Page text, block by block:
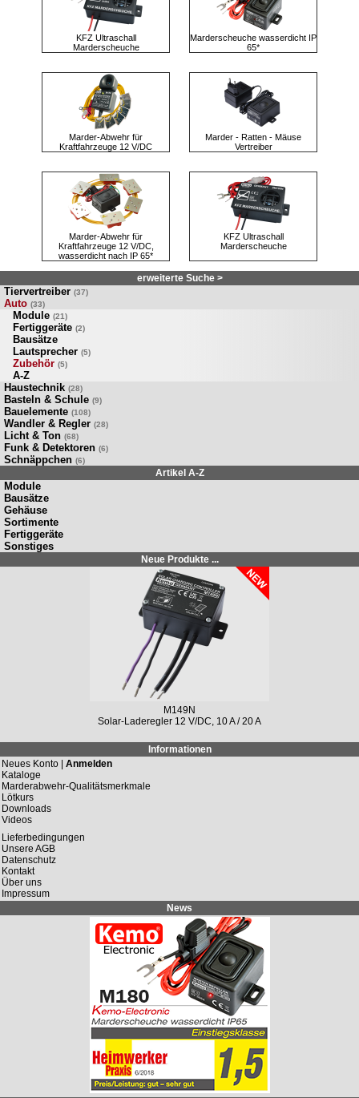
KFZ Ultraschall
Marderscheuche
Marderscheuche wasserdicht IP
65*
Marder-Abwehr für
Kraftfahrzeuge 12 V/DC
Marder - Ratten - Mäuse
Vertreiber
Marder-Abwehr für
Kraftfahrzeuge 12 V/DC,
wasserdicht nach IP 65*
KFZ Ultraschall
Marderscheuche
erweiterte Suche >
Tiervertreiber (37)
Auto (33)
Module (21)
Fertiggeräte (2)
Bausätze
Lautsprecher (5)
Zubehör (5)
A-Z
Haustechnik (28)
Basteln & Schule (9)
Bauelemente (108)
Wandler & Regler (28)
Licht & Ton (68)
Funk & Detektoren (6)
Schnäppchen (6)
Artikel A-Z
Module
Bausätze
Gehäuse
Sortimente
Fertiggeräte
Sonstiges
Neue Produkte ...
M149N
Solar-Laderegler 12 V/DC, 10 A / 20 A
Informationen
Neues Konto | Anmelden
Kataloge
Marderabwehr-Qualitätsmerkmale
Lötkurs
Downloads
Videos
Lieferbedingungen
Unsere AGB
Datenschutz
Kontakt
Über uns
Impressum
News